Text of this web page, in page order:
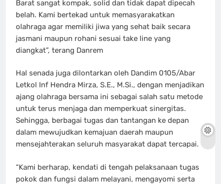
Barat sangat kompak, solid dan tidak dapat dipecah
belah. Kami bertekad untuk memasyarakatkan
olahraga agar memiliki jiwa yang sehat baik secara
jasmani maupun rohani sesuai take line yang
diangkat”, terang Danrem
Hal senada juga dilontarkan oleh Dandim 0105/Abar
Letkol Inf Hendra Mirza, S.E., M.Si., dengan menjadikan
ajang olahraga bersama ini sebagai salah satu metode
untuk terus menjaga dan memperkuat sinergitas.
Sehingga, berbagai tugas dan tantangan ke depan
dalam mewujudkan kemajuan daerah maupun
mensejahterakan seluruh masyarakat dapat tercapai.
“Kami berharap, kendati di tengah pelaksanaan tugas
pokok dan fungsi dalam melayani, mengayomi serta